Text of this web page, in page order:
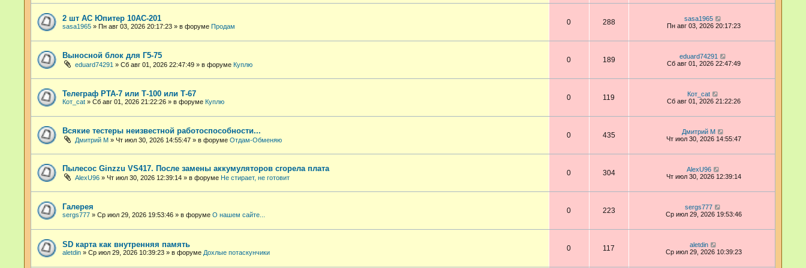
2 шт АС Юпитер 10АС-201
sasa1965 » Пн авг 03, 2026 20:17:23 » в форуме Продам
0 288
sasa1965
Пн авг 03, 2026 20:17:23
Выносной блок для Г5-75
eduard74291 » Сб авг 01, 2026 22:47:49 » в форуме Куплю
0 189
eduard74291
Сб авг 01, 2026 22:47:49
Телеграф РТА-7 или Т-100 или Т-67
Кот_cat » Сб авг 01, 2026 21:22:26 » в форуме Куплю
0 119
Кот_cat
Сб авг 01, 2026 21:22:26
Всякие тестеры неизвестной работоспособности...
Дмитрий М » Чт июл 30, 2026 14:55:47 » в форуме Отдам-Обменяю
0 435
Дмитрий М
Чт июл 30, 2026 14:55:47
Пылесос Ginzzu VS417. После замены аккумуляторов сгорела плата
AlexU96 » Чт июл 30, 2026 12:39:14 » в форуме Не стирает, не готовит
0 304
AlexU96
Чт июл 30, 2026 12:39:14
Галерея
sergs777 » Ср июл 29, 2026 19:53:46 » в форуме О нашем сайте...
0 223
sergs777
Ср июл 29, 2026 19:53:46
SD карта как внутренняя память
aletdin » Ср июл 29, 2026 10:39:23 » в форуме Дохлые потаскунчики
0 117
aletdin
Ср июл 29, 2026 10:39:23